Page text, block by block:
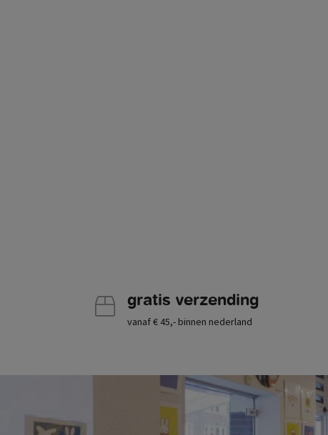
gratis verzending
vanaf € 45,- binnen nederland